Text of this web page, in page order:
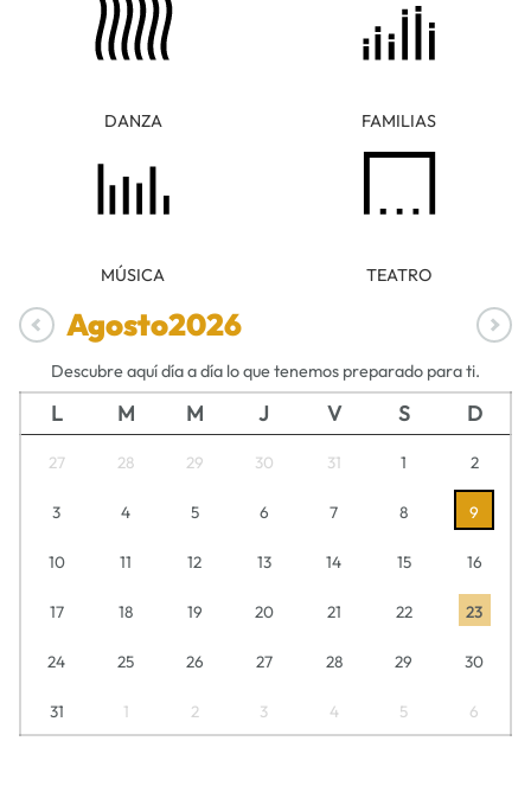
DANZA FAMILIAS
MÚSICA TEATRO
Agosto2026
Descubre aquí día a día lo que tenemos preparado para ti.
L M M J V S D
27 28 29 30 31 1 2
3 4 5 6 7 8 9
10 11 12 13 14 15 16
17 18 19 20 21 22 23
24 25 26 27 28 29 30
31 1 2 3 4 5 6